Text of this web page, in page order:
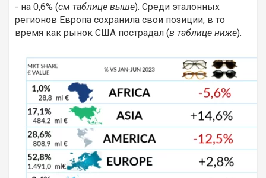
- на 0,6% (см таблице выше). Среди эталонных
регионов Европа сохранила свои позиции, в то
время как рынок США пострадал (в таблице ниже).